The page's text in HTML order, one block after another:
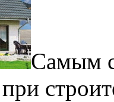
Самым